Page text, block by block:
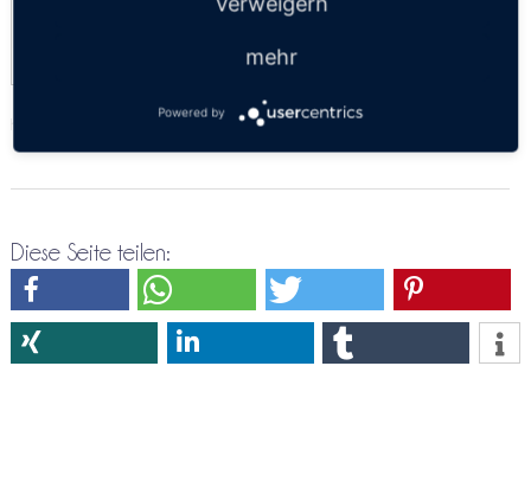
https://thailandsun.12go.asia/de/travel/Koh Bulone/Koh Lipe/?z=416557
Diese Seite teilen:
mehr
Powered by